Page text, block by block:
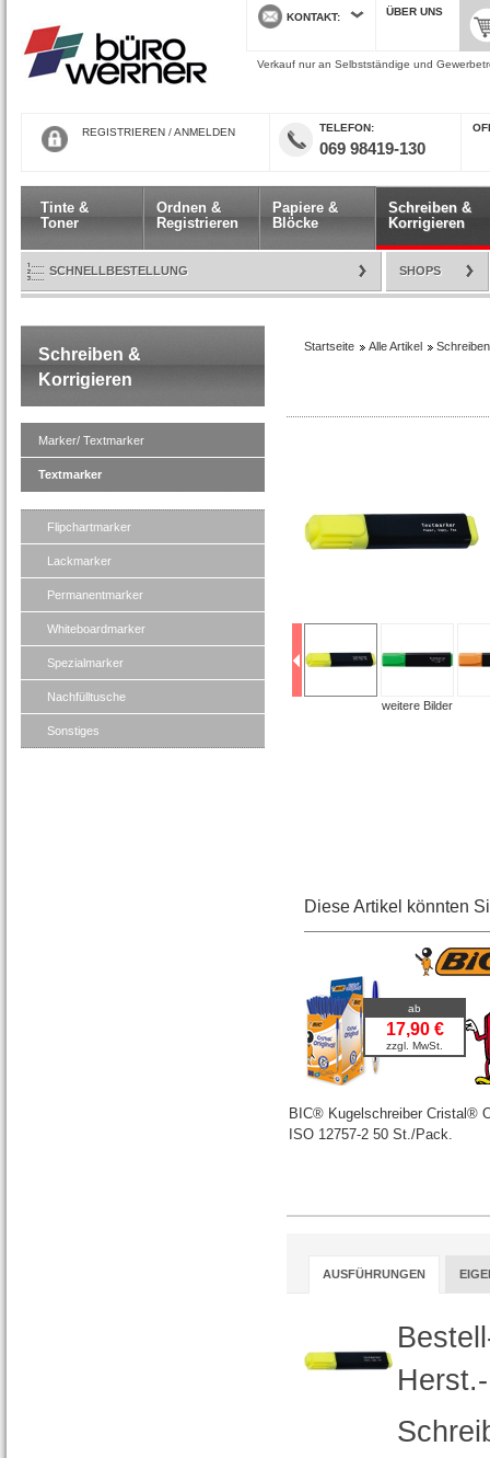
KONTAKT ÜBER UNS
Verkauf nur an Selbstständige und
REGISTRIEREN /ANMELDEN TELEFON
069 98419-130
Tinte &
Toner
Ordnen &
Registrieren
Papiere &
Blöcke
Schreiben &
Korrigieren
SCHNELLBESTELLUNG SHOPS
Schreiben &
Korrigieren
Marker/ Textmarker
Textmarker
Flipchartmarker
Lackmarker
Permanentmarker
Whiteboardmarker
Spezialmarker
Nachfülltusche
Sonstiges
Startseite Alle Artikel
weitere Bilder
Diese Artikel könnten
ab
17,90 €
zzgl. MwSt.
BIC® Kugelschreiber Cristal®
ISO 12757-2 50 St./Pack.
AUSFÜHRUNGEN